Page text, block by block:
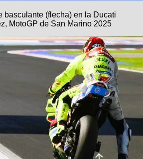
basculante (flecha) en la Ducati
MotoGP de San Marino 2025